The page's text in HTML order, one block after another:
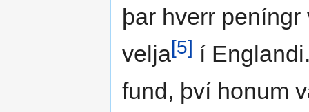
þar hverr
velja[5] í
fund, því honum